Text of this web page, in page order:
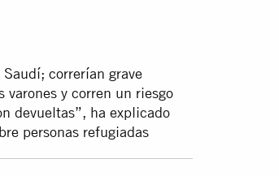
correrían grave
y corren un riesgo
devueltas”, ha explicado
personas refugiadas